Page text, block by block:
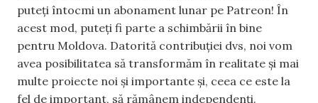
puteți întocmi un abonament lunar pe Patreon! În
acest mod, puteți fi parte a schimbării în bine
pentru Moldova. Datorită contribuției dvs, noi vom
avea posibilitatea să transformăm în realitate și mai
multe proiecte noi și importante și, ceea ce este la
fel de important, să rămânem independenți.